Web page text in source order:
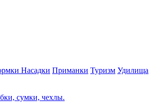
Насадки Приманки Туризм Удилища
сумки, чехлы.